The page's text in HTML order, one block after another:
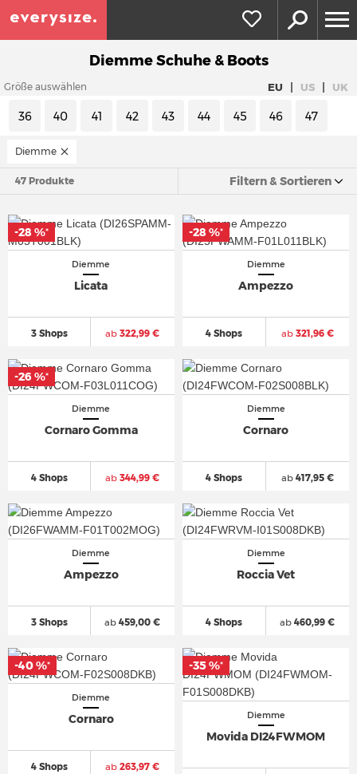
Diemme Schuhe & Boots
Größe auswählen EU | US | UK
36 40 41 42 43 44 45 46 47
Diemme
47 Produkte Filtern & Sortieren
Diemme
Licata
3 Shops ab 322,99 €
-28 %*
Diemme
Ampezzo
4 Shops ab321,96 €
-28 %*
Diemme
Cornaro Gomma
4 Shops ab 344,99 €
-26 %*
Diemme
Cornaro
4 Shops ab417,95 €
Diemme
Ampezzo
3 Shops ab 459,00 €
Diemme
Roccia Vet
4 Shops ab 460,99 €
Diemme
Cornaro
4 Shops ab 263,97 €
-40 %*
Diemme
Movida DI24FWMOM
-35 %*